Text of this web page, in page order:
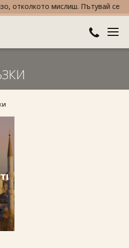
отколкото мислиш. Пътувай сега,